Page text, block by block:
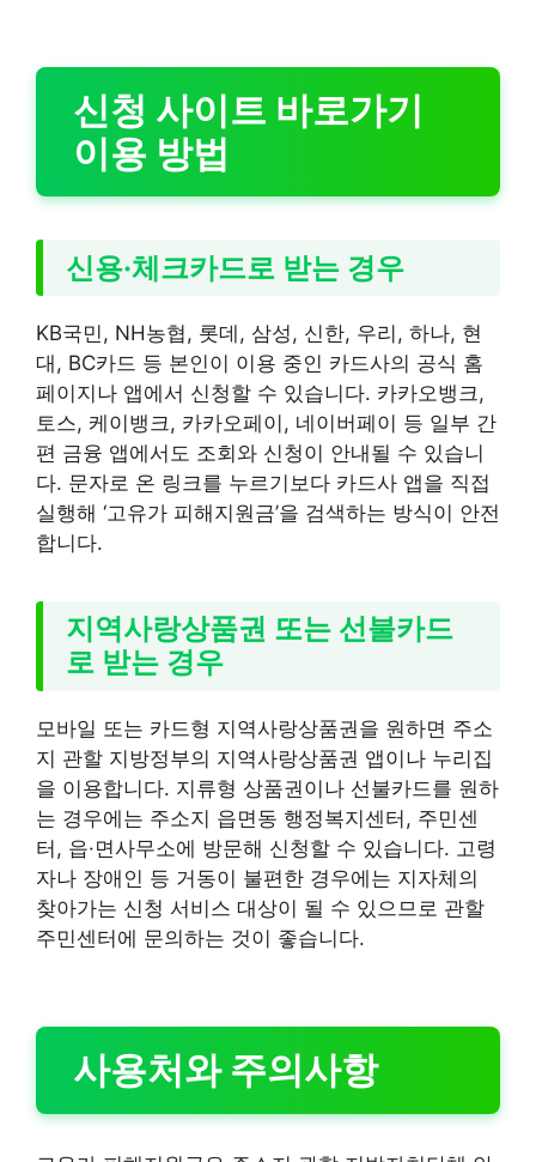
신청 사이트 바로가기
이용 방법
신용·체크카드로 받는 경우
KB국민, NH농협, 롯데, 삼성, 신한, 우리, 하나, 현
대, BC카드 등 본인이 이용 중인 카드사의 공식 홈
페이지나 앱에서 신청할 수 있습니다. 카카오뱅크,
토스, 케이뱅크, 카카오페이, 네이버페이 등 일부 간
편 금융 앱에서도 조회와 신청이 안내될 수 있습니
다. 문자로 온 링크를 누르기보다 카드사 앱을 직접
실행해 ‘고유가 피해지원금’을 검색하는 방식이 안전
합니다.
지역사랑상품권 또는 선불카드
로 받는 경우
모바일 또는 카드형 지역사랑상품권을 원하면 주소
지 관할 지방정부의 지역사랑상품권 앱이나 누리집
을 이용합니다. 지류형 상품권이나 선불카드를 원하
는 경우에는 주소지 읍면동 행정복지센터, 주민센
터, 읍·면사무소에 방문해 신청할 수 있습니다. 고령
자나 장애인 등 거동이 불편한 경우에는 지자체의
찾아가는 신청 서비스 대상이 될 수 있으므로 관할
주민센터에 문의하는 것이 좋습니다.
사용처와 주의사항